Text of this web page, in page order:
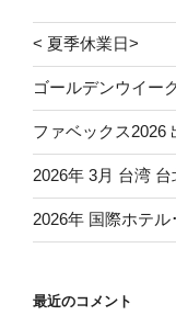
< 夏季休業日>
ゴールデンウイー
ファベックス2026
2026年 3月 台湾
2026年 国際ホテル
最近のコメント